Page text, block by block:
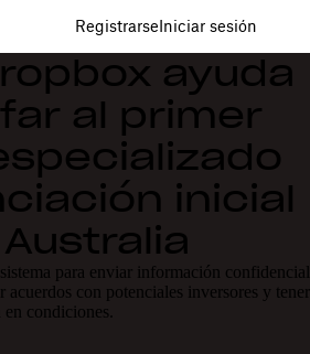
RegistrarseIniciar sesión
ayuda
al primer
inicial
para enviar información confidencial
acuerdos con potenciales inversores y tener
condiciones.